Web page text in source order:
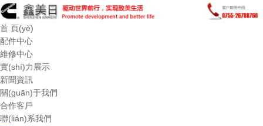
首 頁(yè)
配件中心
維修中心
實(shí)力展示
新聞資訊
關(guān)于我們
合作客戶
聯(lián)系我們